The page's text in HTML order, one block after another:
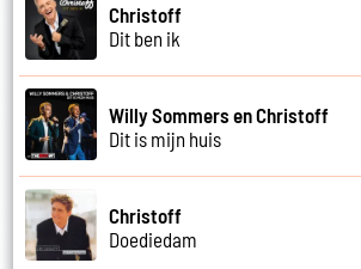
Christoff
Dit ben ik
Willy Sommers en Christoff
Dit is mijn huis
Christoff
Doediedam